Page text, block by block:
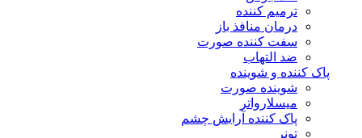
ترمیم کننده
درمان منافذ باز
سفت کننده صورت
ضد التهاب
پاک کننده و شوینده
شوینده صورت
میسلارواتر
پاک کننده آرایش چشم
تونر